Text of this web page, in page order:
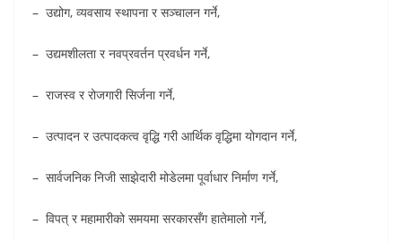
– उद्योग, व्यवसाय स्थापना र सञ्चालन गर्ने,
– उद्यमशीलता र नवप्रवर्तन प्रवर्धन गर्ने,
– राजस्व र रोजगारी सिर्जना गर्ने,
– उत्पादन र उत्पादकत्व वृद्धि गरी आर्थिक वृद्धिमा योगदान गर्ने,
– सार्वजनिक निजी साझेदारी मोडेलमा पूर्वाधार निर्माण गर्ने,
– विपत् र महामारीको समयमा सरकारसँग हातेमालो गर्ने,